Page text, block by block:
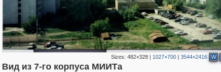
Sizes:482×328 | 1027×700 |3544×2416 W
Вид из 7-го корпуса МИИТа
1,406,840 29,243
319,864 8,28624,490 250